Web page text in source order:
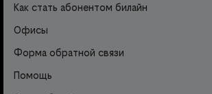
Как стать абонентом билайн
Офисы
Форма обратной связи
Помощь